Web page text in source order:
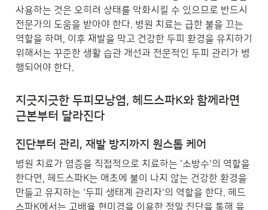
사용하는 것은 오히려 상태를 악화시킬 수 있으므로 반드시
전문가의 도움을 받아야 한다. 병원 치료는 급한 불을 끄는
역할을 하며, 이후 재발을 막고 건강한 두피 환경을 유지하기
위해서는 꾸준한 생활 습관 개선과 전문적인 두피 관리가 병
행되어야 한다.
지긋지긋한 두피모낭염, 헤드스파K와 함께라면
근본부터 달라진다
진단부터 관리, 재발 방지까지 원스톱 케어
병원 치료가 염증을 직접적으로 치료하는 '소방수'의 역할을
한다면, 헤드스파K는 애초에 불이 나지 않는 건강한 환경을
만들고 유지하는 '두피 생태계 관리자'의 역할을 한다. 헤드
스파K에서는 고배율 현미경을 이용한 정밀 진단을 통해 육